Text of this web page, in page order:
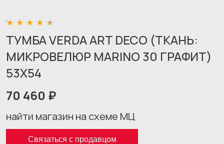
ТУМБА VERDA ART DECO (ТКАНЬ:
МИКРОВЕЛЮР MARINO 30 ГРАФИТ)
53X54
70 460 ₽
найти магазин на схеме МЦ
Связаться с продавцом